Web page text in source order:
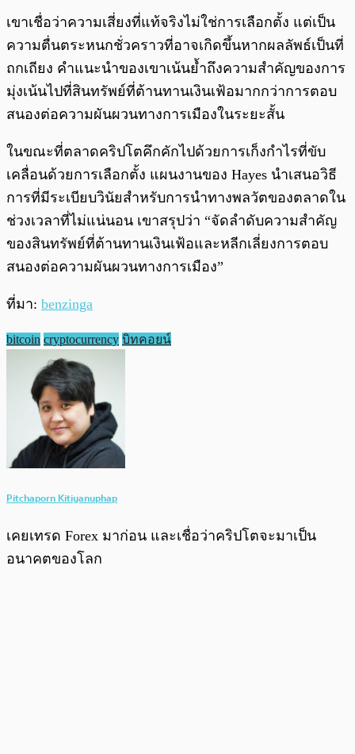
เขาเชื่อว่าความเสี่ยงที่แท้จริงไม่ใช่การเลือกตั้ง แต่เป็น
ความตื่นตระหนกชั่วคราวที่อาจเกิดขึ้นหากผลลัพธ์เป็นที่
ถกเถียง คำแนะนำของเขาเน้นย้ำถึงความสำคัญของการ
มุ่งเน้นไปที่สินทรัพย์ที่ต้านทานเงินเฟ้อมากกว่าการตอบ
สนองต่อความผันผวนทางการเมืองในระยะสั้น
ในขณะที่ตลาดคริปโตคึกคักไปด้วยการเก็งกำไรที่ขับ
เคลื่อนด้วยการเลือกตั้ง แผนงานของ Hayes นำเสนอวิธี
การที่มีระเบียบวินัยสำหรับการนำทางพลวัตของตลาดใน
ช่วงเวลาที่ไม่แน่นอน เขาสรุปว่า “จัดลำดับความสำคัญ
ของสินทรัพย์ที่ต้านทานเงินเฟ้อและหลีกเลี่ยงการตอบ
สนองต่อความผันผวนทางการเมือง”
ที่มา: benzinga
bitcoin cryptocurrency บิทคอยน์
Pitchaporn Kitiyanuphap
เคยเทรด Forex มาก่อน และเชื่อว่าคริปโตจะมาเป็น
อนาคตของโลก